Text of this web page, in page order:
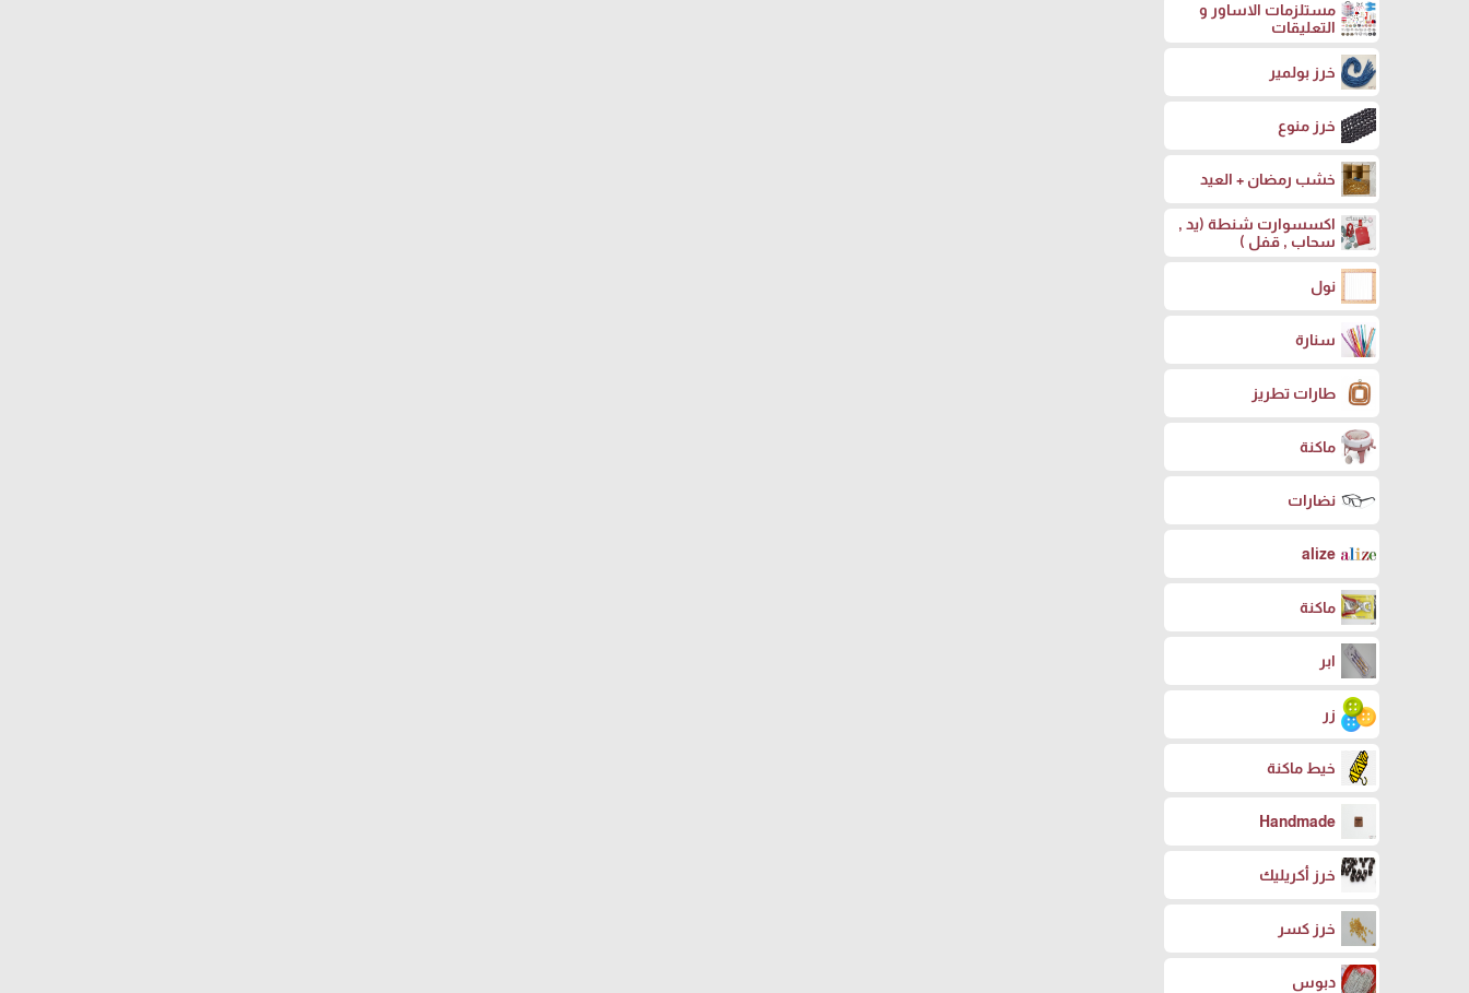
مستلزمات الاساور و
التعليقات
خرز بولمير
خرز منوع
خشب رمضان + العيد
اكسسوارت شنطة (يد ,
سحاب , قفل )
نول
سنارة
طارات تطريز
ماكنة
نضارات
alize
ماكنة
ابر
زر
خيط ماكنة
Handmade
خرز أكريليك
خرز كسر
دبوس